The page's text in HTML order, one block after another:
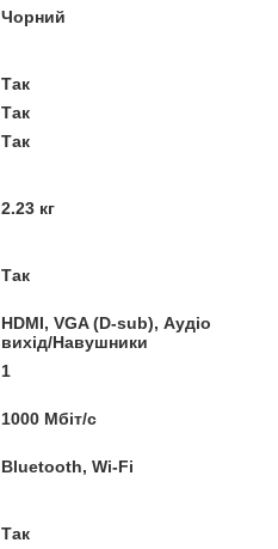
Чорний
Так
Так
Так
2.23 кг
Так
HDMI, VGA (D-sub), Аудіо
вихід/Навушники
1
1000 Мбіт/с
Bluetooth, Wi-Fi
Так